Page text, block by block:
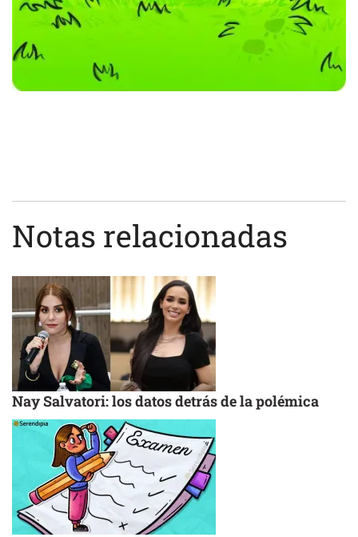
Notas relacionadas
Nay Salvatori: los datos detrás de la polémica